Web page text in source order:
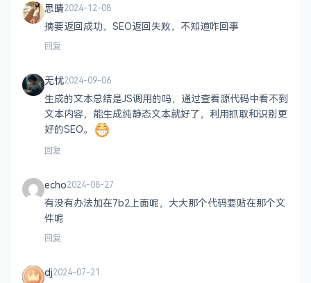
思晴2024-12-08
摘要返回成功，SEO返回失败，不知道咋回事
回复
无忧2024-09-06
生成的文本总结是JS调用的吗，通过查看源代码中看不到
文本内容，能生成纯静态文本就好了，利用抓取和识别更
好的SEO。
回复
echo2024-08-27
有没有办法加在7b2上面呢，大大那个代码要贴在那个文
件呢
回复
dj2024-07-21